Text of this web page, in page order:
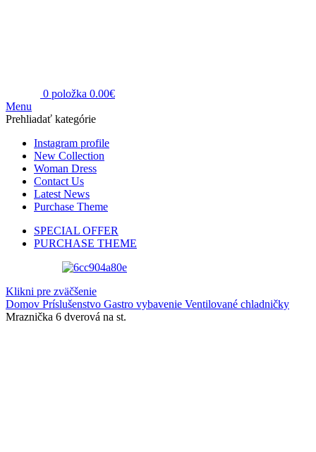
0 položka 0.00€
Menu
Prehliadať kategórie
Instagram profile
New Collection
Woman Dress
Contact Us
Latest News
Purchase Theme
SPECIAL OFFER
PURCHASE THEME
Klikni pre zväčšenie
Domov Príslušenstvo Gastro vybavenie Ventilované chladničky
Mraznička 6 dverová na st.